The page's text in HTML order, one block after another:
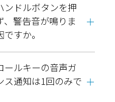
ンドルボタンを押
、警告音が鳴りま
すか。
ールキーの音声ガ
ス通知は1回のみで